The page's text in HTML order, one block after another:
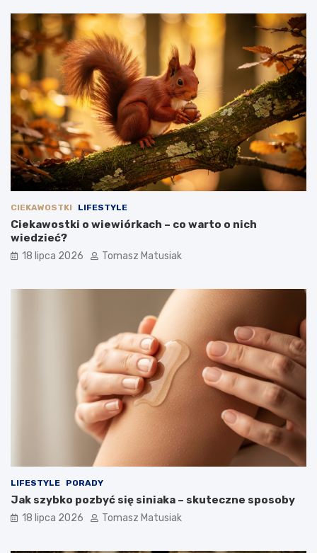
CIEKAWOSTKI LIFESTYLE
Ciekawostki o wiewiórkach – co warto o nich
wiedzieć?
18 lipca 2026 Tomasz Matusiak
LIFESTYLE PORADY
Jak szybko pozbyć się siniaka – skuteczne sposoby
18 lipca 2026 Tomasz Matusiak